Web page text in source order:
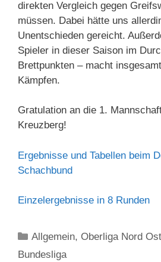
direkten Vergleich gegen
müssen. Dabei hätte uns
Unentschieden gereicht.
Spieler in dieser Saison im
Brettpunkten – macht
Kämpfen.
Gratulation an die 1.
Kreuzberg!
Ergebnisse und Tabellen beim
Schachbund
Einzelergebnisse in 8 Runden
Kategorien
Allgemein,Oberliga Nord Ost
Bundesliga